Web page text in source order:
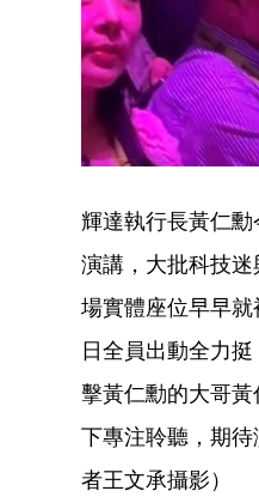
輝達執行長黃仁
演講，大批科技
場實體座位早早
日全員出動全力
擊黃仁勳的大哥
下專注聆聽，期
者王文承攝影）